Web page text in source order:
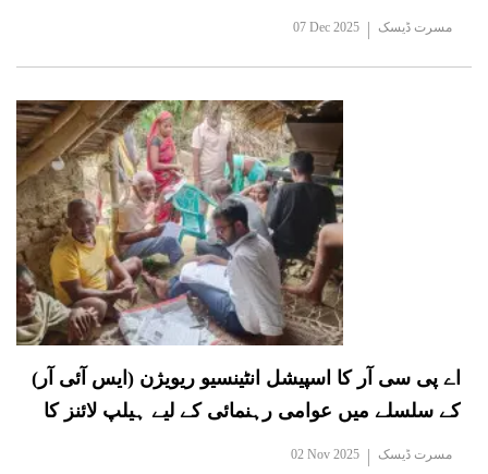
07 Dec 2025 مسرت ڈیسک
اے پی سی آر کا اسپیشل انٹینسیو ریویژن (ایس آئی آر)
کے سلسلے میں عوامی رہنمائی کے لیے ہیلپ لائنز کا
02 Nov 2025 مسرت ڈیسک